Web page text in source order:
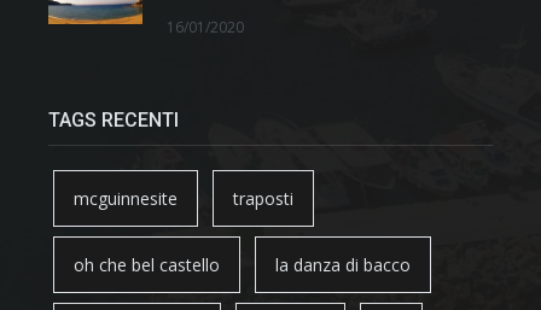
16/01/2020
TAGS RECENTI
mcguinnesite traposti
oh che bel castello la danza di bacco